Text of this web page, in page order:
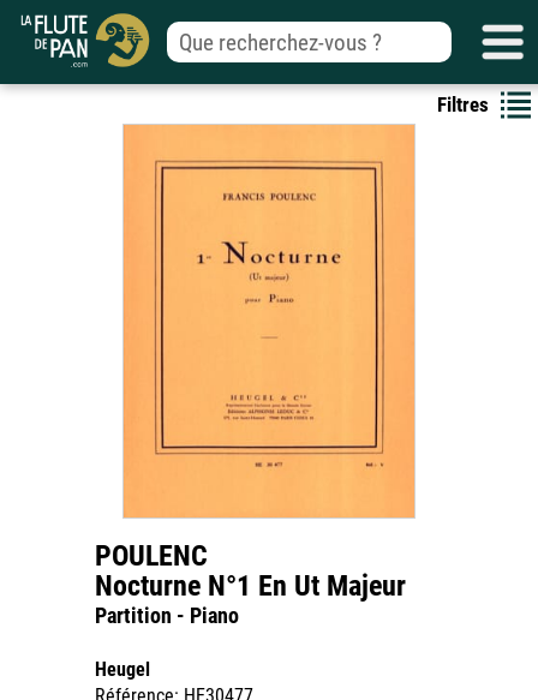
Filtres
POULENC
Nocturne N°1 En Ut Majeur
Partition - Piano
Heugel